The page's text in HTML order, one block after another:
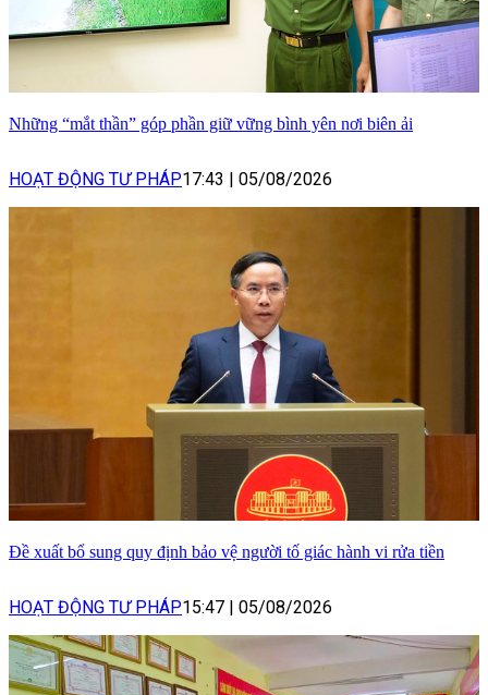
Những “mắt thần” góp phần giữ vững bình yên nơi biên ải
HOẠT ĐỘNG TƯ PHÁP17:43 05/08/2026
Đề xuất bổ sung quy định bảo vệ người tố giác hành vi rửa tiền
HOẠT ĐỘNG TƯ PHÁP15:47 05/08/2026